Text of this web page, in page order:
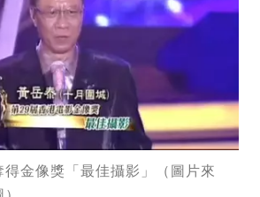
金像獎「最佳攝影」（圖片來